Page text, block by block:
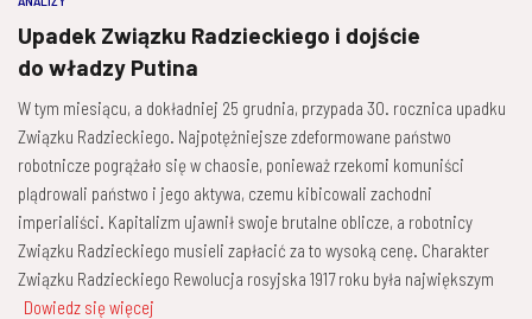
Upadek Związku Radzieckiego i dojście
do władzy Putina
W tym miesiącu, a dokładniej 25 grudnia, przypada 30. rocznica upadku
Związku Radzieckiego. Najpotężniejsze zdeformowane państwo
robotnicze pogrążało się w chaosie, ponieważ rzekomi komuniści
plądrowali państwo i jego aktywa, czemu kibicowali zachodni
imperialiści. Kapitalizm ujawnił swoje brutalne oblicze, a robotnicy
Związku Radzieckiego musieli zapłacić za to wysoką cenę. Charakter
Związku Radzieckiego Rewolucja rosyjska 1917 roku była największym
Dowiedz się więcej